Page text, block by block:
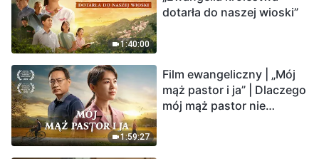
1:40:00
dotarła do naszej wioski”
1:59:27
Film ewangeliczny | „Mój
mąż pastor i ja” | Dlaczego
mój mąż pastor nie